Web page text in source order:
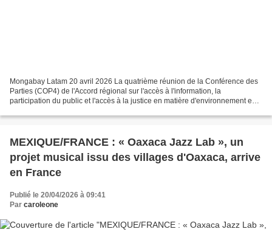
Mongabay Latam 20 avril 2026 La quatrième réunion de la Conférence des
Parties (COP4) de l'Accord régional sur l'accès à l'information, la
participation du public et l'accès à la justice en matière d'environnement en
MEXIQUE/FRANCE : « Oaxaca Jazz Lab », un
projet musical issu des villages d'Oaxaca, arrive
en France
Publié le 20/04/2026 à 09:41
Par caroleone